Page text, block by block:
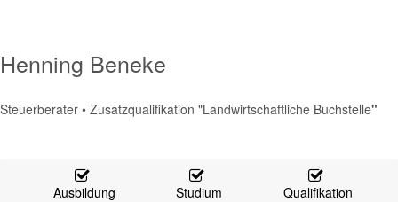
Henning Beneke
Steuerberater • Zusatzqualifikation "Landwirtschaftliche Buchstelle"
Ausbildung Studium Qualifikation